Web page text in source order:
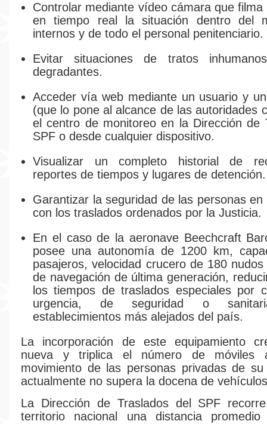
Controlar mediante vídeo cámara que
en tiempo real la situación dentro del
internos y de todo el personal penitenciario.
Evitar situaciones de tratos
degradantes.
Acceder vía web mediante un usuario y
(que lo pone al alcance de las autoridades
el centro de monitoreo en la Dirección de
SPF o desde cualquier dispositivo.
Visualizar un completo historial de
reportes de tiempos y lugares de detención.
Garantizar la seguridad de las personas en
con los traslados ordenados por la Justicia.
En el caso de la aeronave Beechcraft
posee una autonomía de 1200 km,
pasajeros, velocidad crucero de 180
de navegación de última generación,
los tiempos de traslados especiales por
urgencia, de seguridad o
establecimientos más alejados del país.
La incorporación de este equipamiento
nueva y triplica el número de móviles
movimiento de las personas privadas de
actualmente no supera la docena de
La Dirección de Traslados del SPF
territorio nacional una distancia